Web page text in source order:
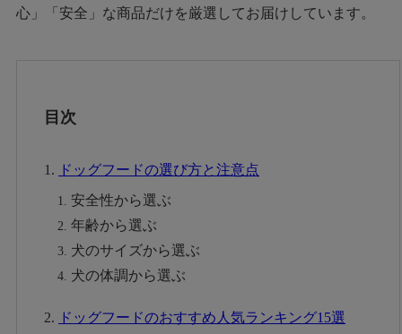
心」「安全」な商品だけを厳選してお届けしています。
目次
ドッグフードの選び方と注意点
安全性から選ぶ
年齢から選ぶ
犬のサイズから選ぶ
犬の体調から選ぶ
ドッグフードのおすすめ人気ランキング15選